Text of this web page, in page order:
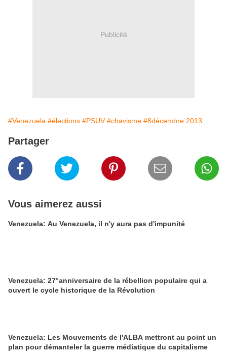
Publicité
#Venezuela #élections #PSUV #chavisme #8décembre 2013
Partager
Vous aimerez aussi
Venezuela: Au Venezuela, il n'y aura pas d'impunité
Venezuela: 27°anniversaire de la rébellion populaire qui a
ouvert le cycle historique de la Révolution
Venezuela: Les Mouvements de l'ALBA mettront au point un
plan pour démanteler la guerre médiatique du capitalisme